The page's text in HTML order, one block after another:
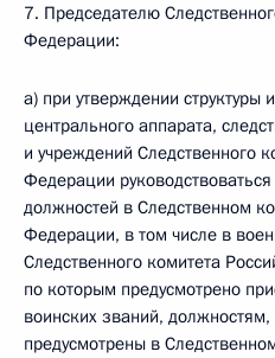
7. Председателю
Федерации:
а) при утверждении структуры
центрального аппарата,
и учреждений Следственного
Федерации
должностей в Следственном
Федерации, в том числе в
Следственного комитета
по которым предусмотрено
воинских званий,
предусмотрены в